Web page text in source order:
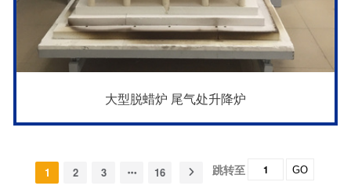
大型脱蜡炉 尾气处升降炉
1 2 3 16 跳转至 GO